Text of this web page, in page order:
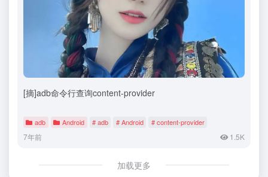
[摘]adb命令行查询content-provider
adb Android # adb # Android # content-provider
7年前 1.5K
加载更多